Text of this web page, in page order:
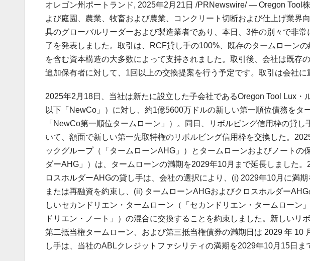
オレゴン州ポートランド, 2025年2月21日 /PRNewswire/ — Oregon Tool
よび庭園、農業、牧畜および農業、コンクリート切断および仕上げ業界
具のグローバルリーダーおよび製造業者であり、本日、3件の別々で非
了を発表しました。取引は、RCF貸し手の100%、既存のタームローン
を含む資本構造の大多数によって支持されました。取引後、会社は既存
追加保有者に対して、1回以上の交換提案を行う予定です。取引は会社に
2025年2月18日、当社は新たに設立した子会社であるOregon Tool Lux・
以下「NewCo」）に対し、約1億5600万ドルの新しい第一順位債務をタ
「NewCo第一順位タームローン」）。同日、リボルビング信用枠の貸
いて、額面で新しい第一先取特権のリボルビング信用枠を交換した。
ックグループ（「タームローンAHG」）とタームローンおよびノートの
ダーAHG」）は、タームローンの満期を2029年10月まで延長しました
ロスホルダーAHGの貸し手は、会社の選択により、(i) 2029年10月に満
または再融資を約束し、(ii) タームローンAHGおよびクロスホルダー
しいセカンドリエン・タームローン（「セカンドリエン・タームローン
ドリエン・ノート」）の混合に交換することを約束しました。新しいリ
第二抵当権タームローン、および第三抵当権債券の満期日は 2029 年 10
し手は、当社のABLクレジットファシリティの満期を2029年10月15日ま